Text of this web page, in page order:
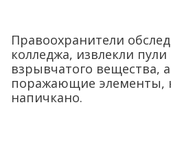
Правоохранители
колледжа, извлекли пули
взрывчатого вещества,
поражающие элементы,
напичкано.